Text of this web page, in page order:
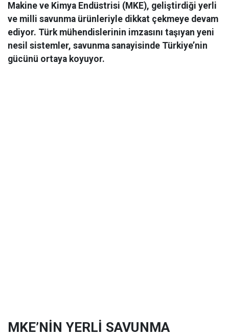
Makine ve Kimya Endüstrisi (MKE), geliştirdiği yerli
ve milli savunma ürünleriyle dikkat çekmeye devam
ediyor. Türk mühendislerinin imzasını taşıyan yeni
nesil sistemler, savunma sanayisinde Türkiye’nin
gücünü ortaya koyuyor.
MKE’NİN YERLİ SAVUNMA